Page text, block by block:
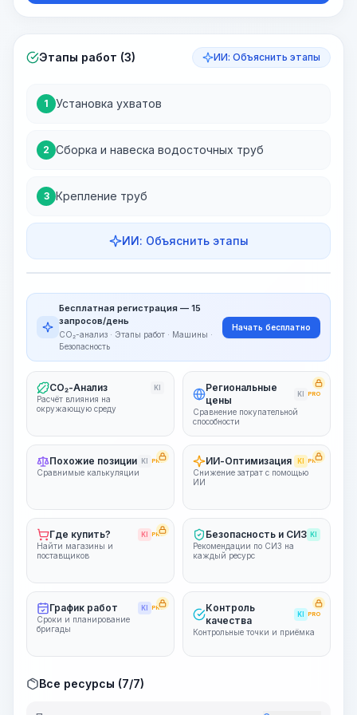
Этапы работ (3) ИИ: Объяснить этапы
1 Установка ухватов
2 Сборка и навеска водосточных труб
3 Крепление труб
ИИ: Объяснить этапы
Этапы работ
~15-30 Sek.
Бесплатная регистрация — 15
запросов/день
CO₂-анализ · Этапы работ · Машины ·
Безопасность
Начать бесплатно
CO₂-Анализ KI
Расчёт влияния на
окружающую среду
Региональные
цены
KI PRO
Сравнение покупательной
способности
Похожие позиции KI PRO
Сравнимые калькуляции
ИИ-Оптимизация KI PRO
Снижение затрат с помощью
ИИ
Где купить? KI PRO
Найти магазины и
поставщиков
Безопасность и СИЗ KI
Рекомендации по СИЗ на
каждый ресурс
График работ KI PRO
Сроки и планирование
бригады
Контроль
качества
KI PRO
Контрольные точки и приёмка
Все ресурсы (7/7)